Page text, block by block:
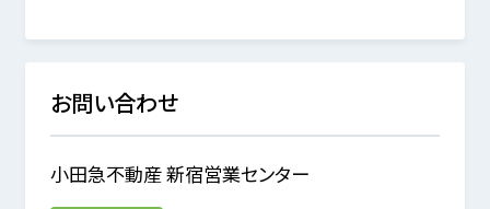
お問い合わせ
小田急不動産 新宿営業センター